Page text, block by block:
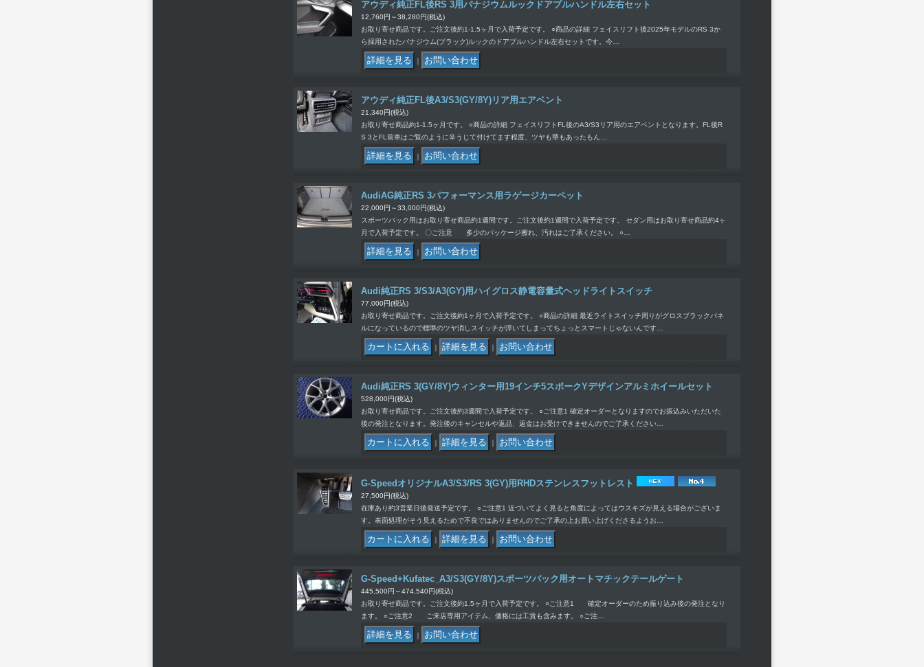
アウディ純正FL後RS 3用バナジウムルックドアプルハンドル左右セット
12,760円～38,280円(税込)
お取り寄せ商品です。ご注文後約1-1.5ヶ月で入荷予定です。 ○商品の詳細 フェイスリフト後2025年モデルのRS 3か
ら採用されたバナジウム(ブラック)ルックのドアプルハンドル左右セットです。今…
｜
アウディ純正FL後A3/S3(GY/8Y)リア用エアベント
21,340円(税込)
お取り寄せ商品約1-1.5ヶ月です。 ○商品の詳細 フェイスリフトFL後のA3/S3リア用のエアベントとなります。FL後R
S 3とFL前車はご覧のように辛うじて付けてます程度、ツヤも華もあったもん…
｜
AudiAG純正RS 3パフォーマンス用ラゲージカーペット
22,000円～33,000円(税込)
スポーツバック用はお取り寄せ商品約1週間です。ご注文後約1週間で入荷予定です。 セダン用はお取り寄せ商品約4ヶ
月で入荷予定です。 〇ご注意 多少のパッケージ擦れ、汚れはご了承ください。 ○…
｜
Audi純正RS 3/S3/A3(GY)用ハイグロス静電容量式ヘッドライトスイッチ
77,000円(税込)
お取り寄せ商品です。ご注文後約1ヶ月で入荷予定です。 ○商品の詳細 最近ライトスイッチ周りがグロスブラックパネ
ルになっているので標準のツヤ消しスイッチが浮いてしまってちょっとスマートじゃないんです…
｜ ｜
Audi純正RS 3(GY/8Y)ウィンター用19インチ5スポークYデザインアルミホイールセット
528,000円(税込)
お取り寄せ商品です。ご注文後約3週間で入荷予定です。 ○ご注意1 確定オーダーとなりますのでお振込みいただいた
後の発注となります。発注後のキャンセルや返品、返金はお受けできませんのでご了承ください…
｜ ｜
G-SpeedオリジナルA3/S3/RS 3(GY)用RHDステンレスフットレスト
27,500円(税込)
在庫あり約3営業日後発送予定です。 ○ご注意1 近づいてよく見ると角度によってはウスキズが見える場合がございま
す。表面処理がそう見えるためで不良ではありませんのでご了承の上お買い上げくださるようお…
｜ ｜
G-Speed+Kufatec_A3/S3(GY/8Y)スポーツバック用オートマチックテールゲート
445,500円～474,540円(税込)
お取り寄せ商品です。ご注文後約1.5ヶ月で入荷予定です。 ○ご注意1 確定オーダーのため振り込み後の発注となり
ます。 ○ご注意2 ご来店専用アイテム、価格には工賃も含みます。 ○ご注…
｜